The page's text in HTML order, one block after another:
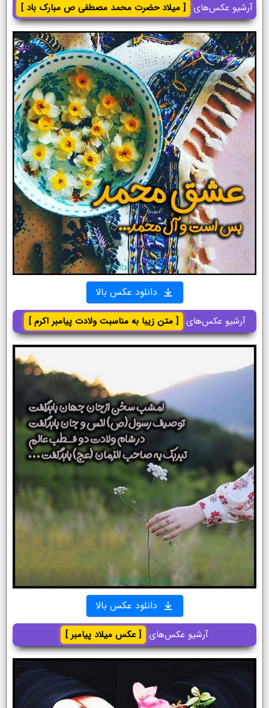
آرشیو عکس‌های [ میلاد حضرت محمد مصطفی ص مبارک باد ]
دانلود عکس بالا
آرشیو عکس‌های [ متن زیبا به مناسبت ولادت پیامبر اکرم ]
دانلود عکس بالا
آرشیو عکس‌های [ عکس میلاد پیامبر ]